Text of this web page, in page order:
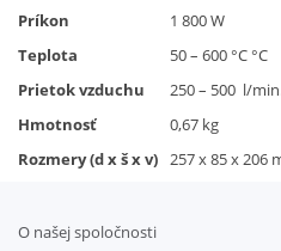
Príkon
1 800 W
Teplota
50 – 600 °C °C
Prietok vzduchu
250 – 500 l/
Hmotnosť
0,67 kg
Rozmery (d x š x v) 257 x 85 x 206
O našej spoločnosti